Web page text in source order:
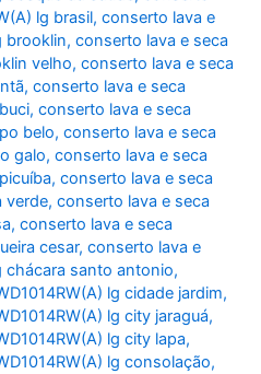
lg brasil,conserto lava e
brooklin,conserto lava e seca
velho,conserto lava e seca
,conserto lava e seca
,conserto lava e seca
belo,conserto lava e seca
galo,conserto lava e seca
,conserto lava e seca
verde,conserto lava e seca
,conserto lava e seca
cesar,conserto lava e
chácara santo antonio,
lg cidade jardim,
lg city jaraguá,
lg city lapa,
lg consolação,